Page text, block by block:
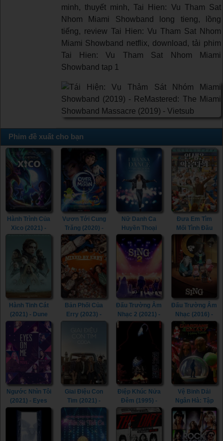
minh, thuyết minh, Tai Hien: Vu Tham Sat
Nhom Miami Showband long tieng, lồng
tiếng, review Tai Hien: Vu Tham Sat Nhom
Miami Showband netflix, download, tải phim
Tai Hien: Vu Tham Sat Nhom Miami
Showband tap 1
Phim đề xuất cho bạn
Hành Trình Của
Xico (2021) -
(2021)
Vươn Tới Cung
Trăng (2020) -
Over the Moon
(2020)
Nữ Danh Ca
Huyền Thoại
(2022) - Whitney
Houston: I
Wanna Dance
with Somebody
Đưa Em Tìm
Mối Tình Đầu
(2022) - Life Is
Beautiful (2022)
Hành Tinh Cát
(2021) - Dune
(2021)
Bản Phối Của
Erry (2023) -
Đấu Trường Âm
Nhạc 2 (2021) -
Sing 2 (2021)
Đấu Trường Âm
Nhạc (2016) -
Sing (2016)
Ngước Nhìn Tôi
(2021) - Eyes
Giai Điệu Con
Tim (2021) -
CODA (2021)
Điệp Khúc Nửa
Đêm (1995) -
The Phantom
Lover (1995)
Vệ Binh Dải
Ngân Hà: Tập
Đặc Biệt (2022)
- The Guardians
of the Galaxy
Holiday Special